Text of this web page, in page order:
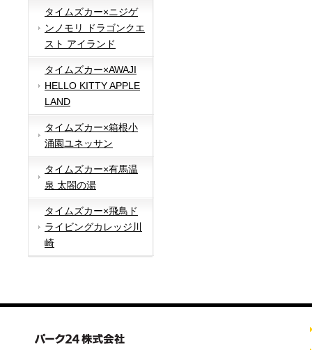
タイムズカー×ニジゲ
ンノモリ ドラゴンクエ
スト アイランド
タイムズカー×AWAJI
HELLO KITTY APPLE
LAND
タイムズカー×箱根小
涌園ユネッサン
タイムズカー×有馬温
泉 太閤の湯
タイムズカー×飛鳥ド
ライビングカレッジ川
崎